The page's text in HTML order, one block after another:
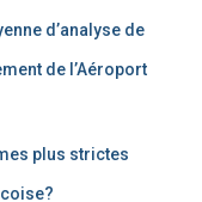
d’analyse de
de l’Aéroport
plus strictes